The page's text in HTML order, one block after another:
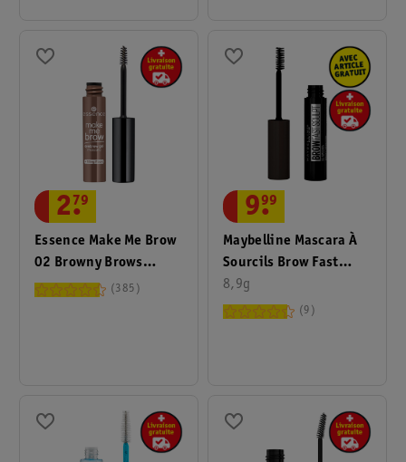
Essence Make Me Brow
02 Browny Brows
Mascara À Sourcils
2.
79
385
Maybelline Mascara À
Sourcils Brow Fast
Sculpt 06 Deep Brown
8,9g
9.
99
9